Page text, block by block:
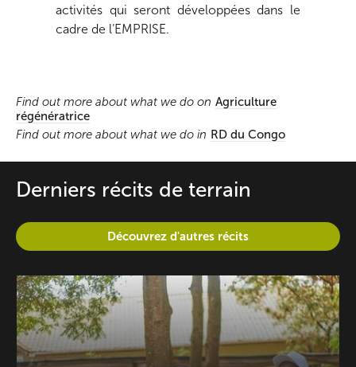
activités qui seront développées dans le
cadre de l’EMPRISE.
Find out more about what we do on Agriculture
régénératrice
Find out more about what we do in RD du Congo
Derniers récits de terrain
Découvrez d'autres récits